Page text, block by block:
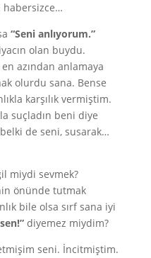
habersizce…
“Seni anlıyorum.”
olan buydu.
azından anlamaya
olurdu sana. Bense
karşılık vermiştim.
suçladın beni diye
de seni, susarak…
miydi sevmek?
önünde tutmak
bile olsa sırf sana iyi
diyemez miydim?
seni. İncitmiştim.